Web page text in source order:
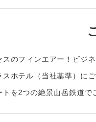
スのフィンエアー！ビジ
ホテル（当社基準）に
トを2つの絶景山岳鉄道